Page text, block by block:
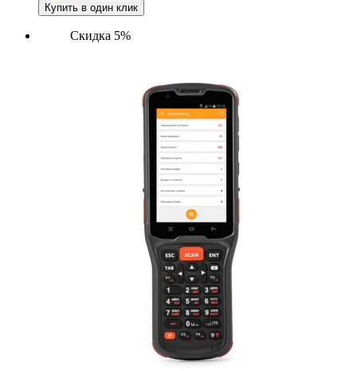
Купить в один клик
Скидка 5%